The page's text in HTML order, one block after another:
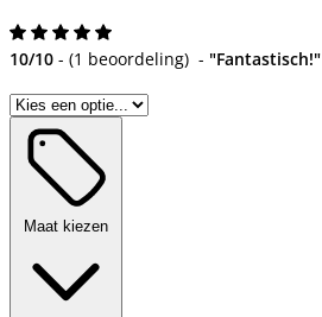
10/10 - (1 beoordeling) - "Fantastisch!"
Maat kiezen